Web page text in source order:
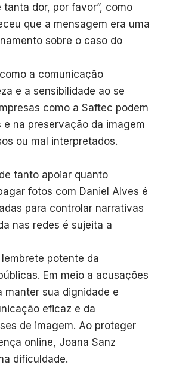
dor, por favor”, como
que a mensagem era uma
sobre o caso do
a comunicação
e a sensibilidade ao se
como a Saftec podem
na preservação da imagem
ou mal interpretados.
tanto apoiar quanto
fotos com Daniel Alves é
para controlar narrativas
nas redes é sujeita a
potente da
Em meio a acusações
sua dignidade e
eficaz e da
de imagem. Ao proteger
online, Joana Sanz
dificuldade.